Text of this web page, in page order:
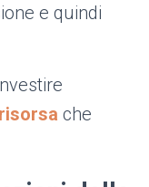
e quindi
che